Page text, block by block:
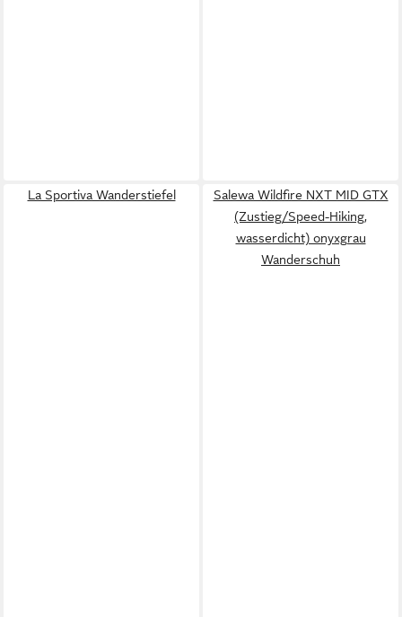
La Sportiva Wanderstiefel
Salewa Wildfire NXT MID GTX
(Zustieg/Speed-Hiking,
wasserdicht) onyxgrau
Wanderschuh